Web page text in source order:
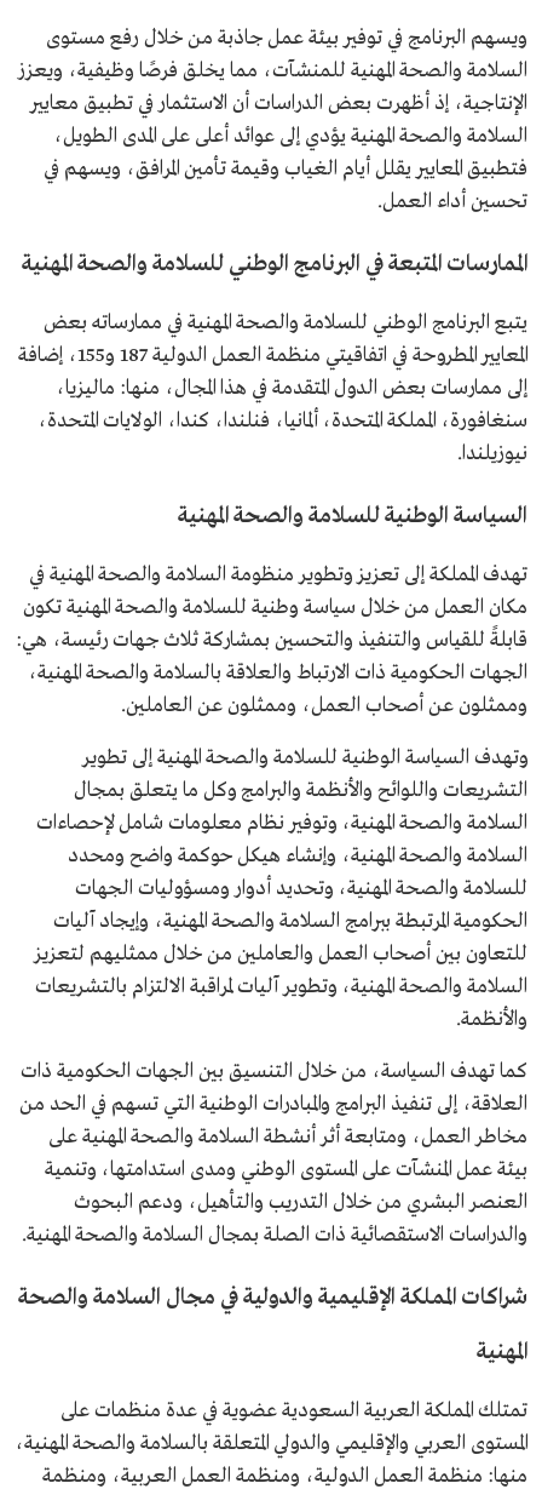
ويسهم البرنامج في توفير بيئة عمل جاذبة من خلال رفع مستوى
السلامة والصحة المهنية للمنشآت، مما يخلق فرصًا وظيفية، ويعزز
الإنتاجية، إذ أظهرت بعض الدراسات أن الاستثمار في تطبيق معايير
السلامة والصحة المهنية يؤدي إلى عوائد أعلى على المدى الطويل،
فتطبيق المعايير يقلل أيام الغياب وقيمة تأمين المرافق، ويسهم في
تحسين أداء العمل.
الممارسات المتبعة في البرنامج الوطني للسلامة والصحة المهنية
يتبع البرنامج الوطني للسلامة والصحة المهنية في ممارساته بعض
المعايير المطروحة في اتفاقيتي منظمة العمل الدولية 187 و155، إضافة
إلى ممارسات بعض الدول المتقدمة في هذا المجال، منها: ماليزيا،
سنغافورة، المملكة المتحدة، ألمانيا، فنلندا، كندا، الولايات المتحدة،
نيوزيلندا.
السياسة الوطنية للسلامة والصحة المهنية
تهدف المملكة إلى تعزيز وتطوير منظومة السلامة والصحة المهنية في
مكان العمل من خلال سياسة وطنية للسلامة والصحة المهنية تكون
قابلةً للقياس والتنفيذ والتحسين بمشاركة ثلاث جهات رئيسة، هي:
الجهات الحكومية ذات الارتباط والعلاقة بالسلامة والصحة المهنية،
وممثلون عن أصحاب العمل، وممثلون عن العاملين.
وتهدف السياسة الوطنية للسلامة والصحة المهنية إلى تطوير
التشريعات واللوائح والأنظمة والبرامج وكل ما يتعلق بمجال
السلامة والصحة المهنية، وتوفير نظام معلومات شامل لإحصاءات
السلامة والصحة المهنية، وإنشاء هيكل حوكمة واضح ومحدد
للسلامة والصحة المهنية، وتحديد أدوار ومسؤوليات الجهات
الحكومية المرتبطة ببرامج السلامة والصحة المهنية، وإيجاد آليات
للتعاون بين أصحاب العمل والعاملين من خلال ممثليهم لتعزيز
السلامة والصحة المهنية، وتطوير آليات لمراقبة الالتزام بالتشريعات
والأنظمة.
كما تهدف السياسة، من خلال التنسيق بين الجهات الحكومية ذات
العلاقة، إلى تنفيذ البرامج والمبادرات الوطنية التي تسهم في الحد من
مخاطر العمل، ومتابعة أثر أنشطة السلامة والصحة المهنية على
بيئة عمل المنشآت على المستوى الوطني ومدى استدامتها، وتنمية
العنصر البشري من خلال التدريب والتأهيل، ودعم البحوث
والدراسات الاستقصائية ذات الصلة بمجال السلامة والصحة المهنية.
شراكات المملكة الإقليمية والدولية في مجال السلامة والصحة
المهنية
تمتلك المملكة العربية السعودية عضوية في عدة منظمات على
المستوى العربي والإقليمي والدولي المتعلقة بالسلامة والصحة المهنية،
منها: منظمة العمل الدولية، ومنظمة العمل العربية، ومنظمة